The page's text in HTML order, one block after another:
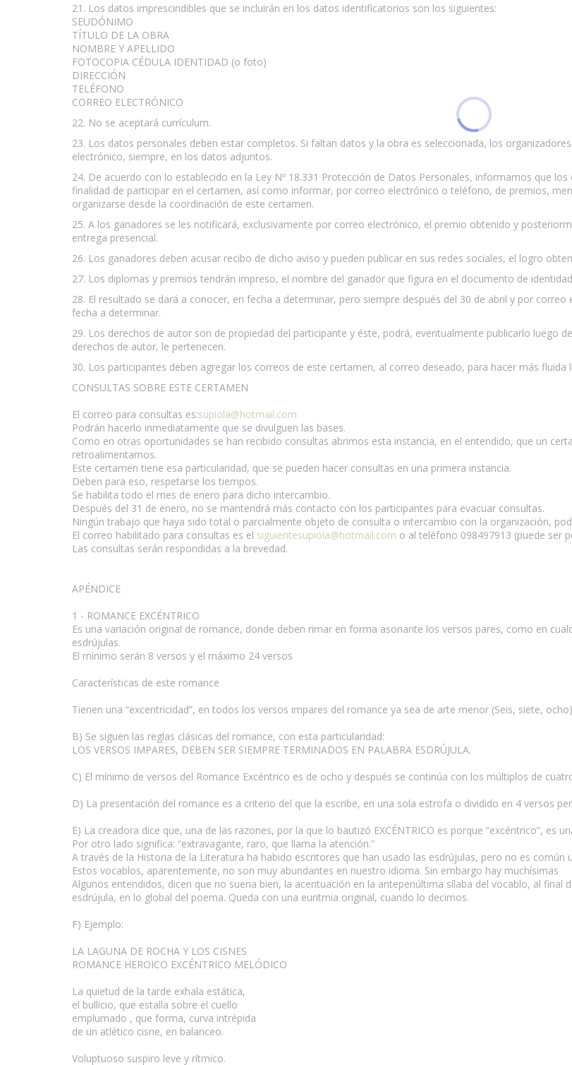
21. Los datos imprescindibles que se incluirán en los datos identificatorios son los siguientes:
SEUDÓNIMO
TÍTULO DE LA OBRA
NOMBRE Y APELLIDO
FOTOCOPIA CÉDULA IDENTIDAD (o foto)
DIRECCIÓN
TELÉFONO
CORREO ELECTRÓNICO
22. No se aceptará currículum.
23. Los datos personales deben estar completos. Si faltan datos y la obra es seleccionada, los
electrónico, siempre, en los datos adjuntos.
24. De acuerdo con lo establecido en la Ley Nº 18.331 Protección de Datos Personales, informamos que
finalidad de participar en el certamen, así como informar, por correo electrónico o teléfono, de premios,
organizarse desde la coordinación de este certamen.
25. A los ganadores se les notificará, exclusivamente por correo electrónico, el premio obtenido y
entrega presencial.
26. Los ganadores deben acusar recibo de dicho aviso y pueden publicar en sus redes sociales, el logro
27. Los diplomas y premios tendrán impreso, el nombre del ganador que figura en el documento de
28. El resultado se dará a conocer, en fecha a determinar, pero siempre después del 30 de abril y por
fecha a determinar.
29. Los derechos de autor son de propiedad del participante y éste, podrá, eventualmente publicarlo luego
derechos de autor, le pertenecen.
30. Los participantes deben agregar los correos de este certamen, al correo deseado, para hacer más fluida
CONSULTAS SOBRE ESTE CERTAMEN
El correo para consultas es:supiola@hotmail.com
Podrán hacerlo inmediatamente que se divulguen las bases.
Como en otras oportunidades se han recibido consultas abrimos esta instancia, en el entendido, que un
retroalimentarnos.
Este certamen tiene esa particularidad, que se pueden hacer consultas en una primera instancia.
Deben para eso, respetarse los tiempos.
Se habilita todo el mes de enero para dicho intercambio.
Después del 31 de enero, no se mantendrá más contacto con los participantes para evacuar consultas.
Ningún trabajo que haya sido total o parcialmente objeto de consulta o intercambio con la organización,
El correo habilitado para consultas es el siguientesupiola@hotmail.com o al teléfono 098497913 (puede ser
Las consultas serán respondidas a la brevedad.
APÉNDICE
1 - ROMANCE EXCÉNTRICO
Es una variación original de romance, donde deben rimar en forma asonante los versos pares, como en
esdrújulas.
El mínimo serán 8 versos y el máximo 24 versos
Características de este romance
Tienen una “excentricidad”, en todos los versos impares del romance ya sea de arte menor (Seis, siete,
B) Se siguen las reglas clásicas del romance, con esta particularidad:
LOS VERSOS IMPARES, DEBEN SER SIEMPRE TERMINADOS EN PALABRA ESDRÚJULA.
C) El mínimo de versos del Romance Excéntrico es de ocho y después se continúa con los múltiplos de
D) La presentación del romance es a criterio del que la escribe, en una sola estrofa o dividido en 4 versos
E) La creadora dice que, una de las razones, por la que lo bautizó EXCÉNTRICO es porque “excéntrico”, es
Por otro lado significa: “extravagante, raro, que llama la atención.”
A través de la Historia de la Literatura ha habido escritores que han usado las esdrújulas, pero no es común
Estos vocablos, aparentemente, no son muy abundantes en nuestro idioma. Sin embargo hay muchísimas
Algunos entendidos, dicen que no suena bien, la acentuación en la antepenúltima sílaba del vocablo, al
esdrújula, en lo global del poema. Queda con una euritmia original, cuando lo decimos.
F) Ejemplo:
LA LAGUNA DE ROCHA Y LOS CISNES
ROMANCE HEROICO EXCÉNTRICO MELÓDICO
La quietud de la tarde exhala estática,
el bullicio, que estalla sobre el cuello
emplumado , que forma, curva intrépida
de un atlético cisne, en balanceo.
Voluptuoso suspiro leve y rítmico.